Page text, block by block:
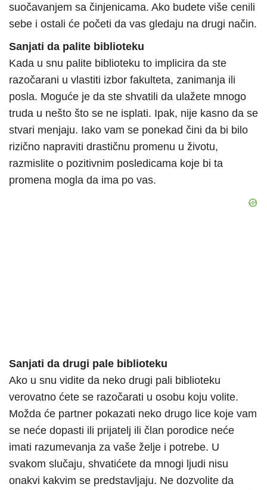
suočavanjem sa činjenicama. Ako budete više cenili
sebe i ostali će početi da vas gledaju na drugi način.
Sanjati da palite biblioteku
Kada u snu palite biblioteku to implicira da ste
razočarani u vlastiti izbor fakulteta, zanimanja ili
posla. Moguće je da ste shvatili da ulažete mnogo
truda u nešto što se ne isplati. Ipak, nije kasno da se
stvari menjaju. Iako vam se ponekad čini da bi bilo
rizično napraviti drastičnu promenu u životu,
razmislite o pozitivnim posledicama koje bi ta
promena mogla da ima po vas.
Sanjati da drugi pale biblioteku
Ako u snu vidite da neko drugi pali biblioteku
verovatno ćete se razočarati u osobu koju volite.
Možda će partner pokazati neko drugo lice koje vam
se neće dopasti ili prijatelj ili član porodice neće
imati razumevanja za vaše želje i potrebe. U
svakom slučaju, shvatićete da mnogi ljudi nisu
onakvi kakvim se predstavljaju. Ne dozvolite da